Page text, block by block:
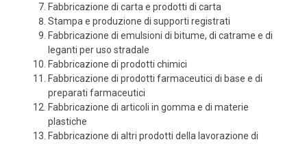
Fabbricazione di carta e prodotti di carta
Stampa e produzione di supporti registrati
Fabbricazione di emulsioni di bitume, di catrame e di
leganti per uso stradale
Fabbricazione di prodotti chimici
Fabbricazione di prodotti farmaceutici di base e di
preparati farmaceutici
Fabbricazione di articoli in gomma e di materie
plastiche
Fabbricazione di altri prodotti della lavorazione di